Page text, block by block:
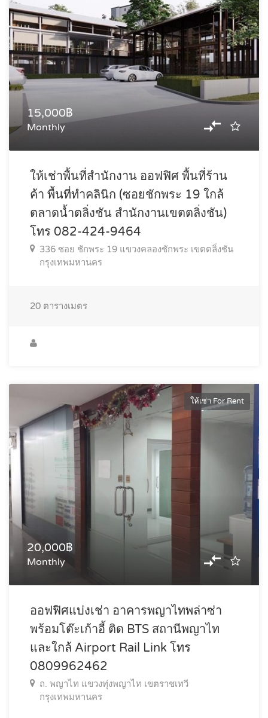
15,000฿
Monthly
ให้เช่าพื้นที่สำนักงาน ออฟฟิศ พื้นที่ร้าน
ค้า พื้นที่ทำคลินิก (ซอยชักพระ 19 ใกล้
ตลาดน้ำตลิ่งชัน สำนักงานเขตตลิ่งชัน)
โทร 082-424-9464
336 ซอย ชักพระ 19 แขวงคลองชักพระ เขตตลิ่งชัน
กรุงเทพมหานคร
20 ตารางเมตร
ให้เช่า For Rent
20,000฿
Monthly
ออฟฟิศแบ่งเช่า อาคารพญาไทพล่าซ่า
พร้อมโต๊ะเก้าอี้ ติด BTS สถานีพญาไท
และใกล้ Airport Rail Link โทร
0809962462
ถ. พญาไท แขวงทุ่งพญาไท เขตราชเทวี
กรุงเทพมหานคร